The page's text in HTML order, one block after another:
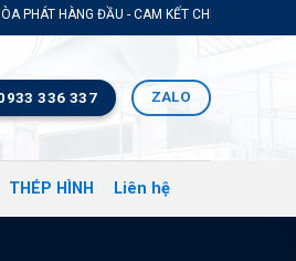
ĐẦU - CAM KẾT CHÍNH HÃNG GIÁ TỐT NHẤT
336 337 ZALO
THÉP HÌNH Liên hệ